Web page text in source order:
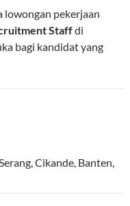
lowongan pekerjaan
Staffdi
bagi kandidat yang
,Cikande, Banten,